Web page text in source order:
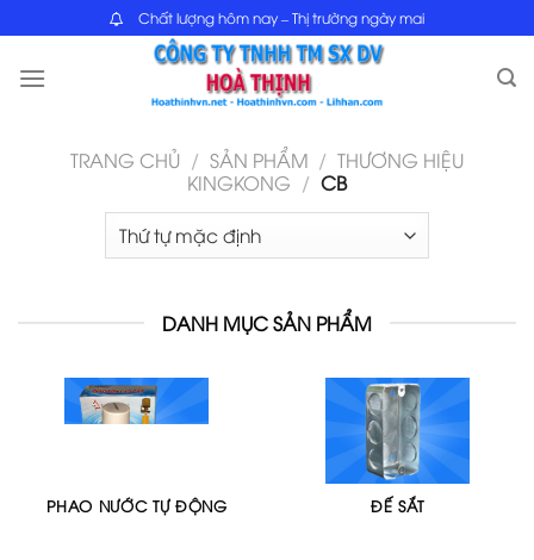
content
Chất lượng hôm nay – Thị trường ngày mai
TRANG CHỦ / SẢN PHẨM / THƯƠNG HIỆU
KINGKONG / CB
DANH MỤC SẢN PHẨM
PHAO NƯỚC TỰ ĐỘNG ĐẾ SẮT